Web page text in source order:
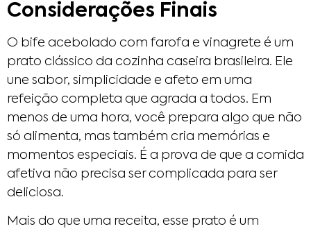
Considerações Finais
O bife acebolado com farofa e vinagrete é um
prato clássico da cozinha caseira brasileira. Ele
une sabor, simplicidade e afeto em uma
refeição completa que agrada a todos. Em
menos de uma hora, você prepara algo que não
só alimenta, mas também cria memórias e
momentos especiais. É a prova de que a comida
afetiva não precisa ser complicada para ser
deliciosa.
Mais do que uma receita, esse prato é um